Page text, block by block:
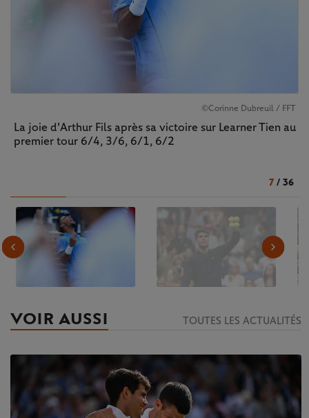
©Corinne Dubreuil / FFT
La joie d'Arthur Fils après sa victoire sur Learner Tien au
premier tour 6/4, 3/6, 6/1, 6/2
7 / 36
VOIR AUSSI TOUTES LES ACTUALITÉS